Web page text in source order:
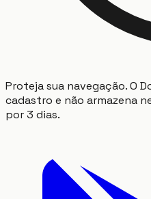
Proteja sua navegação. O
cadastro e não armazena
por 3 dias.